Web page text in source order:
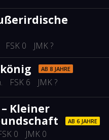
FSK 0 JMK ?
AB 8 JAHRE
FSK 6 JMK ?
Kleiner
AB 6 JAHRE
0 JMK 0